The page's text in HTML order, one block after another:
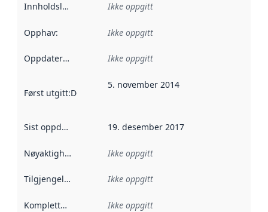
Innholdsleverandører :
Ikke oppgitt
Opphav: Ikke oppgitt
Oppdateringsfrekvens :
Ikke oppgitt
Først utgitt:Denne datoen sier når dataene i dette
5. november 2014
Sist oppdatert 19. desember 2017
Nøyaktighet Ikke oppgitt
Tilgjengelighet Ikke oppgitt
Kompletthet Ikke oppgitt